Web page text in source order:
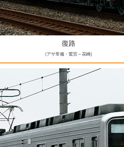
復路
(アサ常備・鷲宮～花崎)